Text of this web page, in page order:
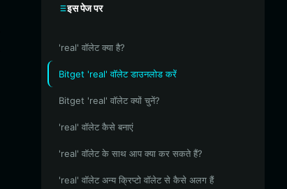
इस पेज पर
'real' वॉलेट क्या है?
Bitget 'real' वॉलेट डाउनलोड करें
Bitget 'real' वॉलेट क्यों चुनें?
'real' वॉलेट कैसे बनाएं
'real' वॉलेट के साथ आप क्या कर सकते हैं?
'real' वॉलेट अन्य क्रिप्टो वॉलेट से कैसे अलग हैं